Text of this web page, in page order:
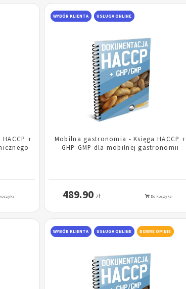
+
WYBÓR KLIENTA USŁUGA ONLINE
Mobilna gastronomia - Księga HACCP +
GHP-GMP dla mobilnej gastronomii
489.90 zł Do koszyka
WYBÓR KLIENTA USŁUGA ONLINE DOBRE OPINIE